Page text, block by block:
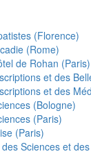
(Florence)
(Rome)
de Rohan (Paris)
et des
et des
(Bologne)
(Paris)
(Paris)
Sciences et